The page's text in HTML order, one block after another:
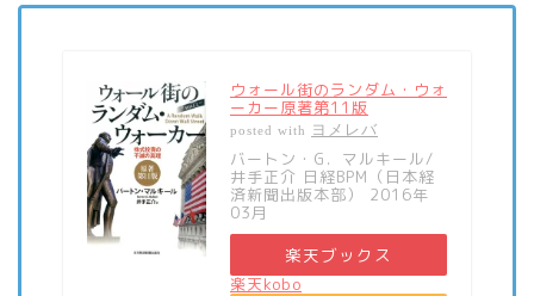
ウォール街のランダム・ウォ
ーカー原著第11版
posted with ヨメレバ
バートン・G．マルキール/
井手正介 日経BPM（日本経
済新聞出版本部） 2016年
03月
楽天ブックス
楽天kobo